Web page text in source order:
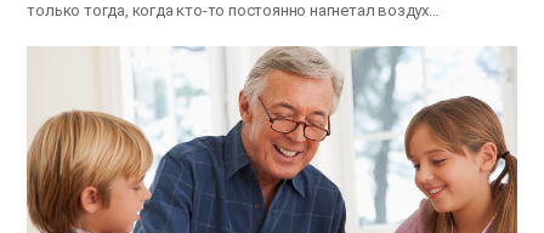
только тогда, когда кто-то постоянно нагнетал воздух…